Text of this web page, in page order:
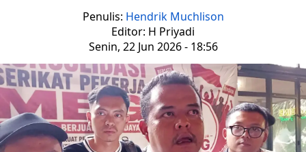
Penulis: Hendrik Muchlison
Editor: H Priyadi
Senin, 22 Jun 2026 - 18:56